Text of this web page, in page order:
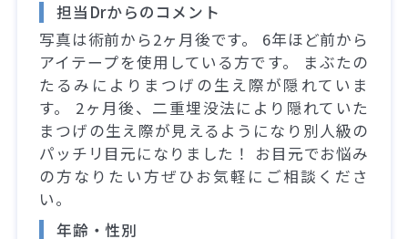
担当Drからのコメント
写真は術前から2ヶ月後です。 6年ほど前から
アイテープを使用している方です。 まぶたの
たるみによりまつげの生え際が隠れていま
す。 2ヶ月後、二重埋没法により隠れていた
まつげの生え際が見えるようになり別人級の
パッチリ目元になりました！ お目元でお悩み
の方なりたい方ぜひお気軽にご相談くださ
い。
年齢・性別